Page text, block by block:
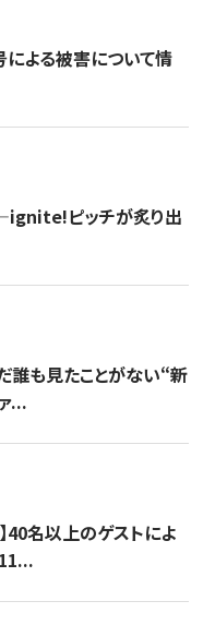
による被害について情
ピッチが炙り出
誰も見たことがない“新
...
40名以上のゲストによ